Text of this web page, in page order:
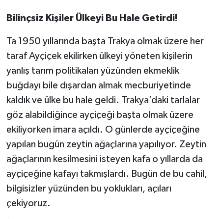
Bilinçsiz Kişiler Ülkeyi Bu Hale Getirdi!
Ta 1950 yıllarında başta Trakya olmak üzere her
taraf Ayçiçek ekilirken ülkeyi yöneten kişilerin
yanlış tarım politikaları yüzünden ekmeklik
buğdayı bile dışardan almak mecburiyetinde
kaldık ve ülke bu hale geldi. Trakya’daki tarlalar
göz alabildiğince ayçiçeği başta olmak üzere
ekiliyorken imara açıldı. O günlerde ayçiçeğine
yapılan bugün zeytin ağaçlarına yapılıyor. Zeytin
ağaçlarının kesilmesini isteyen kafa o yıllarda da
ayçiçeğine kafayı takmışlardı. Bugün de bu cahil,
bilgisizler yüzünden bu yoklukları, açıları
çekiyoruz.